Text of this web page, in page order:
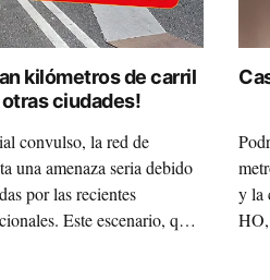
kilómetros de carril
ciudades!
convulso, la red de
una amenaza seria debido
por las recientes
Este escenario, que
y la